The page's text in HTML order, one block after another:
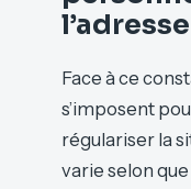
Face à ce
s’imposent
régulariser la
varie selon